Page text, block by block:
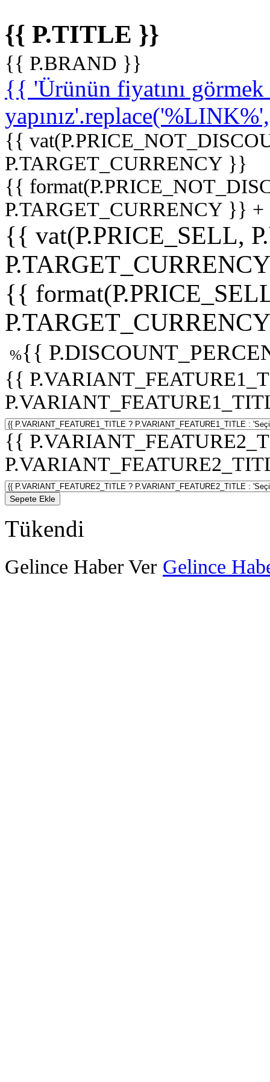
{{ P.TITLE }}
{{ P.BRAND }}
{{ 'Ürünün fiyatını
{{
P.TARGET_CURRENCY }}
{{
P.TARGET_CURRENCY }}
{{ vat(P.PRICE_SELL,
{{
%{{
{{
{{
Sepete Ekle
Tükendi
Gelince Haber Ver Gelince